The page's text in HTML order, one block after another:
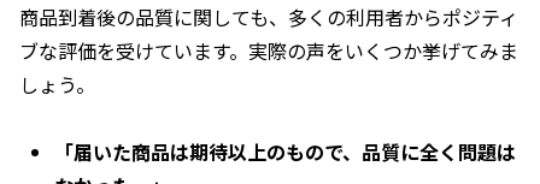
商品到着後の品質に関しても、多くの利用者からポジティ
ブな評価を受けています。実際の声をいくつか挙げてみま
しょう。
「届いた商品は期待以上のもので、品質に全く問題は